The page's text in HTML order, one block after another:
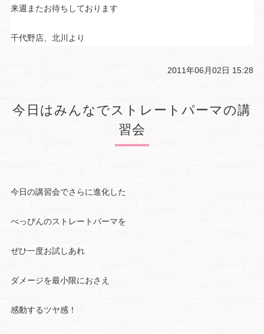
来週またお待ちしております
千代野店、北川より
2011年06月02日 15:28
今日はみんなでストレートパーマの講
習会
今日の講習会でさらに進化した
べっぴんのストレートパーマを
ぜひ一度お試しあれ
ダメージを最小限におさえ
感動するツヤ感！